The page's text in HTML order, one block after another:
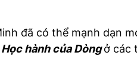
đã có thể mạnh dạn
hành của Dòng ở các